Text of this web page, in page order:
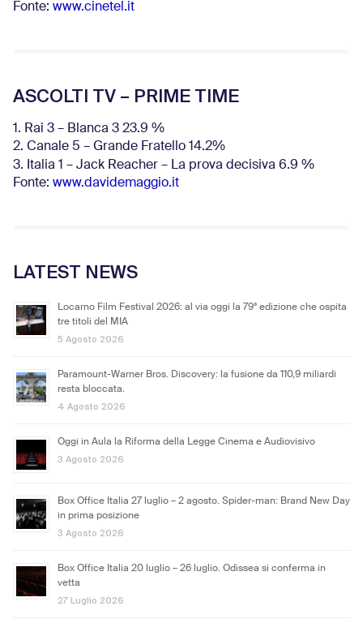
Fonte: www.cinetel.it
ASCOLTI TV – PRIME TIME
1. Rai 3 – Blanca 3 23.9 %
2. Canale 5 – Grande Fratello 14.2%
3. Italia 1 – Jack Reacher – La prova decisiva 6.9 %
Fonte: www.davidemaggio.it
LATEST NEWS
Locarno Film Festival 2026: al via oggi la 79ª edizione che ospita
tre titoli del MIA
5 Agosto 2026
Paramount-Warner Bros. Discovery: la fusione da 110,9 miliardi
resta bloccata.
4 Agosto 2026
Oggi in Aula la Riforma della Legge Cinema e Audiovisivo
3 Agosto 2026
Box Office Italia 27 luglio – 2 agosto. Spider-man: Brand New Day
in prima posizione
3 Agosto 2026
Box Office Italia 20 luglio – 26 luglio. Odissea si conferma in
vetta
27 Luglio 2026